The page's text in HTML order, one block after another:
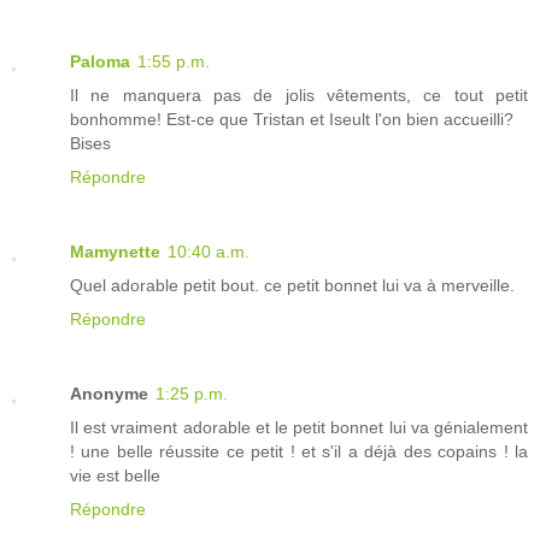
Paloma 1:55 p.m.
Il ne manquera pas de jolis vêtements, ce tout petit
bonhomme! Est-ce que Tristan et Iseult l'on bien accueilli?
Bises
Répondre
Mamynette 10:40 a.m.
Quel adorable petit bout. ce petit bonnet lui va à merveille.
Répondre
Anonyme 1:25 p.m.
Il est vraiment adorable et le petit bonnet lui va génialement
! une belle réussite ce petit ! et s'il a déjà des copains ! la
vie est belle
Répondre